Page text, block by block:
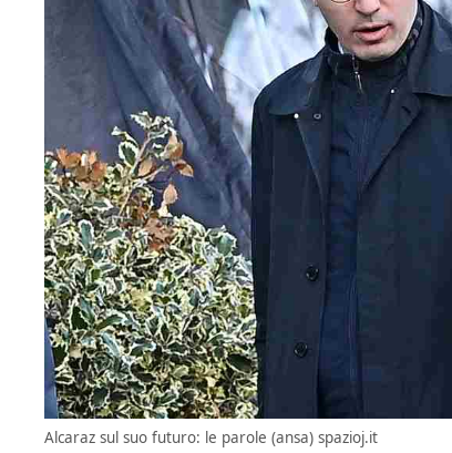
Alcaraz sul suo futuro: le parole (ansa) spazioj.it